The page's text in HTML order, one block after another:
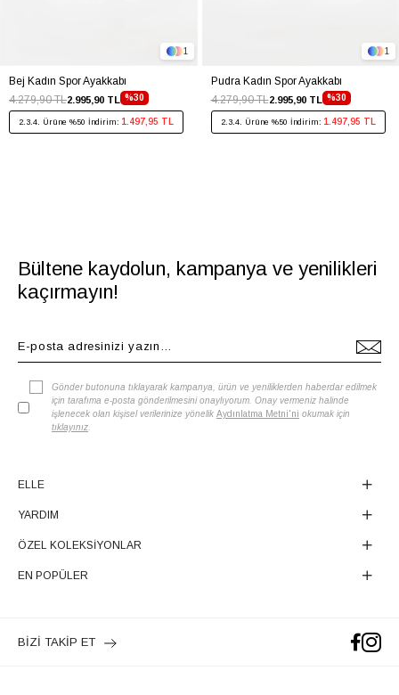
Bej Kadın Spor Ayakkabı
%30
2.995,90 TL
4.279,90 TL
2.3.4. Ürüne %50 İndirim: 1.497,95 TL
1
Pudra Kadın Spor Ayakkabı
%30
2.995,90 TL
4.279,90 TL
2.3.4. Ürüne %50 İndirim: 1.497,95 TL
1
Bültene kaydolun, kampanya ve yenilikleri
kaçırmayın!
Gönder butonuna tıklayarak kampanya, ürün ve yeniliklerden haberdar edilmek
için tarafıma e-posta gönderilmesini onaylıyorum. Onay vermeniz halinde
işlenecek olan kişisel verilerinize yönelik Aydınlatma Metni'ni okumak için
tıklayınız
ELLE
YARDIM
ÖZEL KOLEKSİYONLAR
EN POPÜLER
BİZİ TAKİP ET